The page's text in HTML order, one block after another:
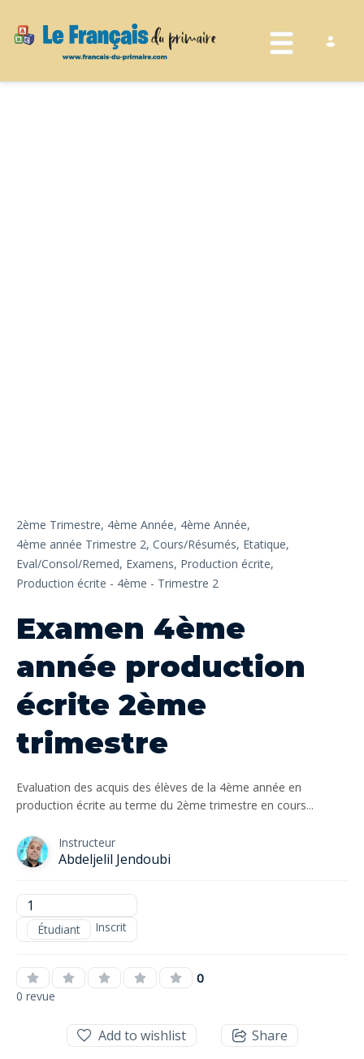
Toggle
2ème Trimestre, 4ème Année, 4ème Année,
4ème année Trimestre 2, Cours/Résumés, Etatique,
Eval/Consol/Remed, Examens, Production écrite,
Production écrite - 4ème - Trimestre 2
Examen 4ème
année production
écrite 2ème
trimestre
Evaluation des acquis des élèves de la 4ème année en
production écrite au terme du 2ème trimestre en cours...
Instructeur
Abdeljelil Jendoubi
1
Étudiant Inscrit
0
0 revue
Add to wishlist Share